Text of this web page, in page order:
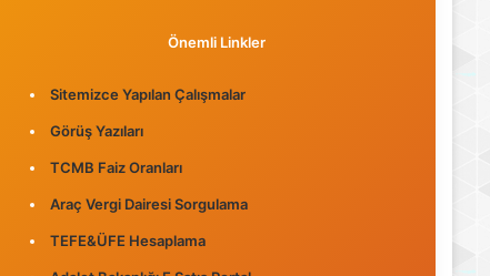
Önemli Linkler
Sitemizce Yapılan Çalışmalar
Görüş Yazıları
TCMB Faiz Oranları
Araç Vergi Dairesi Sorgulama
TEFE&ÜFE Hesaplama